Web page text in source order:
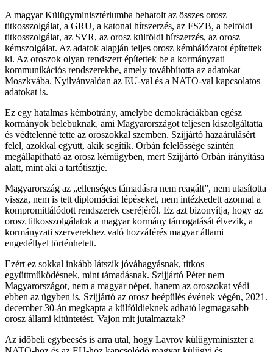
A magyar Külügyminisztériumba behatolt az összes orosz
titkosszolgálat, a GRU, a katonai hírszerzés, az FSZB, a belföldi
titkosszolgálat, az SVR, az orosz külföldi hírszerzés, az orosz
kémszolgálat. Az adatok alapján teljes orosz kémhálózatot építettek
ki. Az oroszok olyan rendszert építettek be a kormányzati
kommunikációs rendszerekbe, amely továbbította az adatokat
Moszkvába. Nyilvánvalóan az EU-val és a NATO-val kapcsolatos
adatokat is.
Ez egy hatalmas kémbotrány, amelybe demokráciákban egész
kormányok belebuknak, ami Magyarországot teljesen kiszolgáltatta
és védtelenné tette az oroszokkal szemben. Szijjártó hazaárulásért
felel, azokkal együtt, akik segítik. Orbán felelőssége szintén
megállapítható az orosz kémügyben, mert Szijjártó Orbán irányítása
alatt, mint aki a tartótisztje.
Magyarország az „ellenséges támadásra nem reagált”, nem utasította
vissza, nem is tett diplomáciai lépéseket, nem intézkedett azonnal a
kompromittálódott rendszerek cseréjéről. Ez azt bizonyítja, hogy az
orosz titkosszolgálatok a magyar kormány támogatását élvezik, a
kormányzati szerverekhez való hozzáférés magyar állami
engedéllyel történhetett.
Ezért ez sokkal inkább látszik jóváhagyásnak, titkos
együttműködésnek, mint támadásnak. Szijjártó Péter nem
Magyarországot, nem a magyar népet, hanem az oroszokat védi
ebben az ügyben is. Szijjártó az orosz beépülés évének végén, 2021.
december 30-án megkapta a külföldieknek adható legmagasabb
orosz állami kitüntetést. Vajon mit jutalmaztak?
Az időbeli egybeesés is arra utal, hogy Lavrov külügyminiszter a